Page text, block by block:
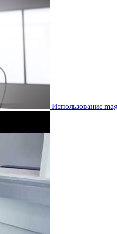
Использование